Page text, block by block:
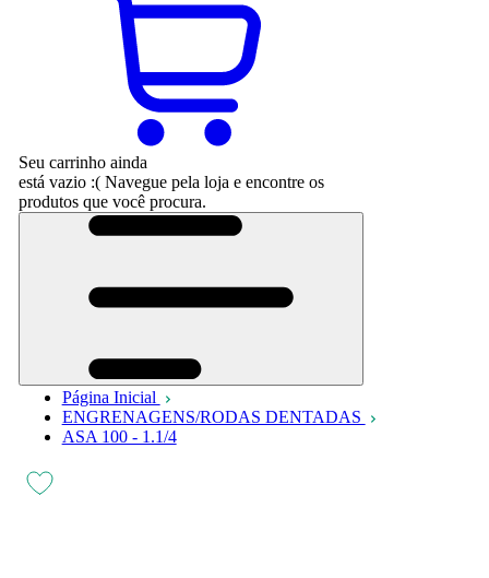
Seu carrinho ainda
está vazio :( Navegue pela loja e encontre os
produtos que você procura.
Página Inicial
ENGRENAGENS/RODAS DENTADAS
ASA 100 - 1.1/4